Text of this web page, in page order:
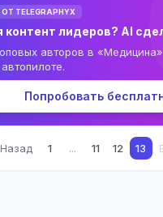
TELEGRAPHYX
контент лидеров? AI
авторов в
Попробовать
1 ... 11 12 13